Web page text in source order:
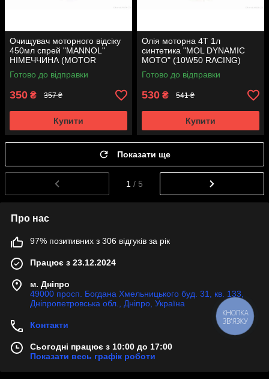
Очищувач моторного відсіку
450мл спрей "MANNOL"
НІМЕЧЧИНА (MOTOR
KALTREINIGER) 9671
Готово до відправки
350 ₴ 357 ₴
Купити
Олія моторна 4T 1л
синтетика "MOL DYNAMIC
MOTO" (10W50 RACING)
Готово до відправки
530 ₴ 541 ₴
Купити
Показати ще
1 / 5
Про нас
97% позитивних з 306 відгуків за рік
Працює з 23.12.2024
м. Дніпро
49000 просп. Богдана Хмельницького буд. 31, кв. 133,
Дніпропетровська обл., Дніпро, Україна
Контакти
Сьогодні працює з 10:00 до 17:00
Показати весь графік роботи
КНОПКА
ЗВ'ЯЗКУ